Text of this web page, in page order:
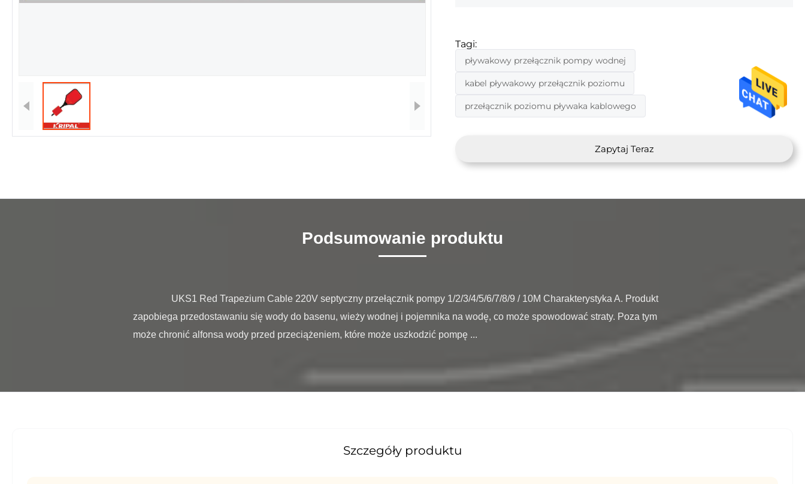
Tagi:
pływakowy przełącznik pompy wodnej
kabel pływakowy przełącznik poziomu
przełącznik poziomu pływaka kablowego
Zapytaj Teraz
Podsumowanie produktu
zapobiega przedostawaniu się wody do basenu, wieży wodnej i pojemnika na wodę, co może spowodować straty. Poza tym
może chronić alfonsa wody przed przeciążeniem, które może uszkodzić pompę ...
Szczegóły produktu